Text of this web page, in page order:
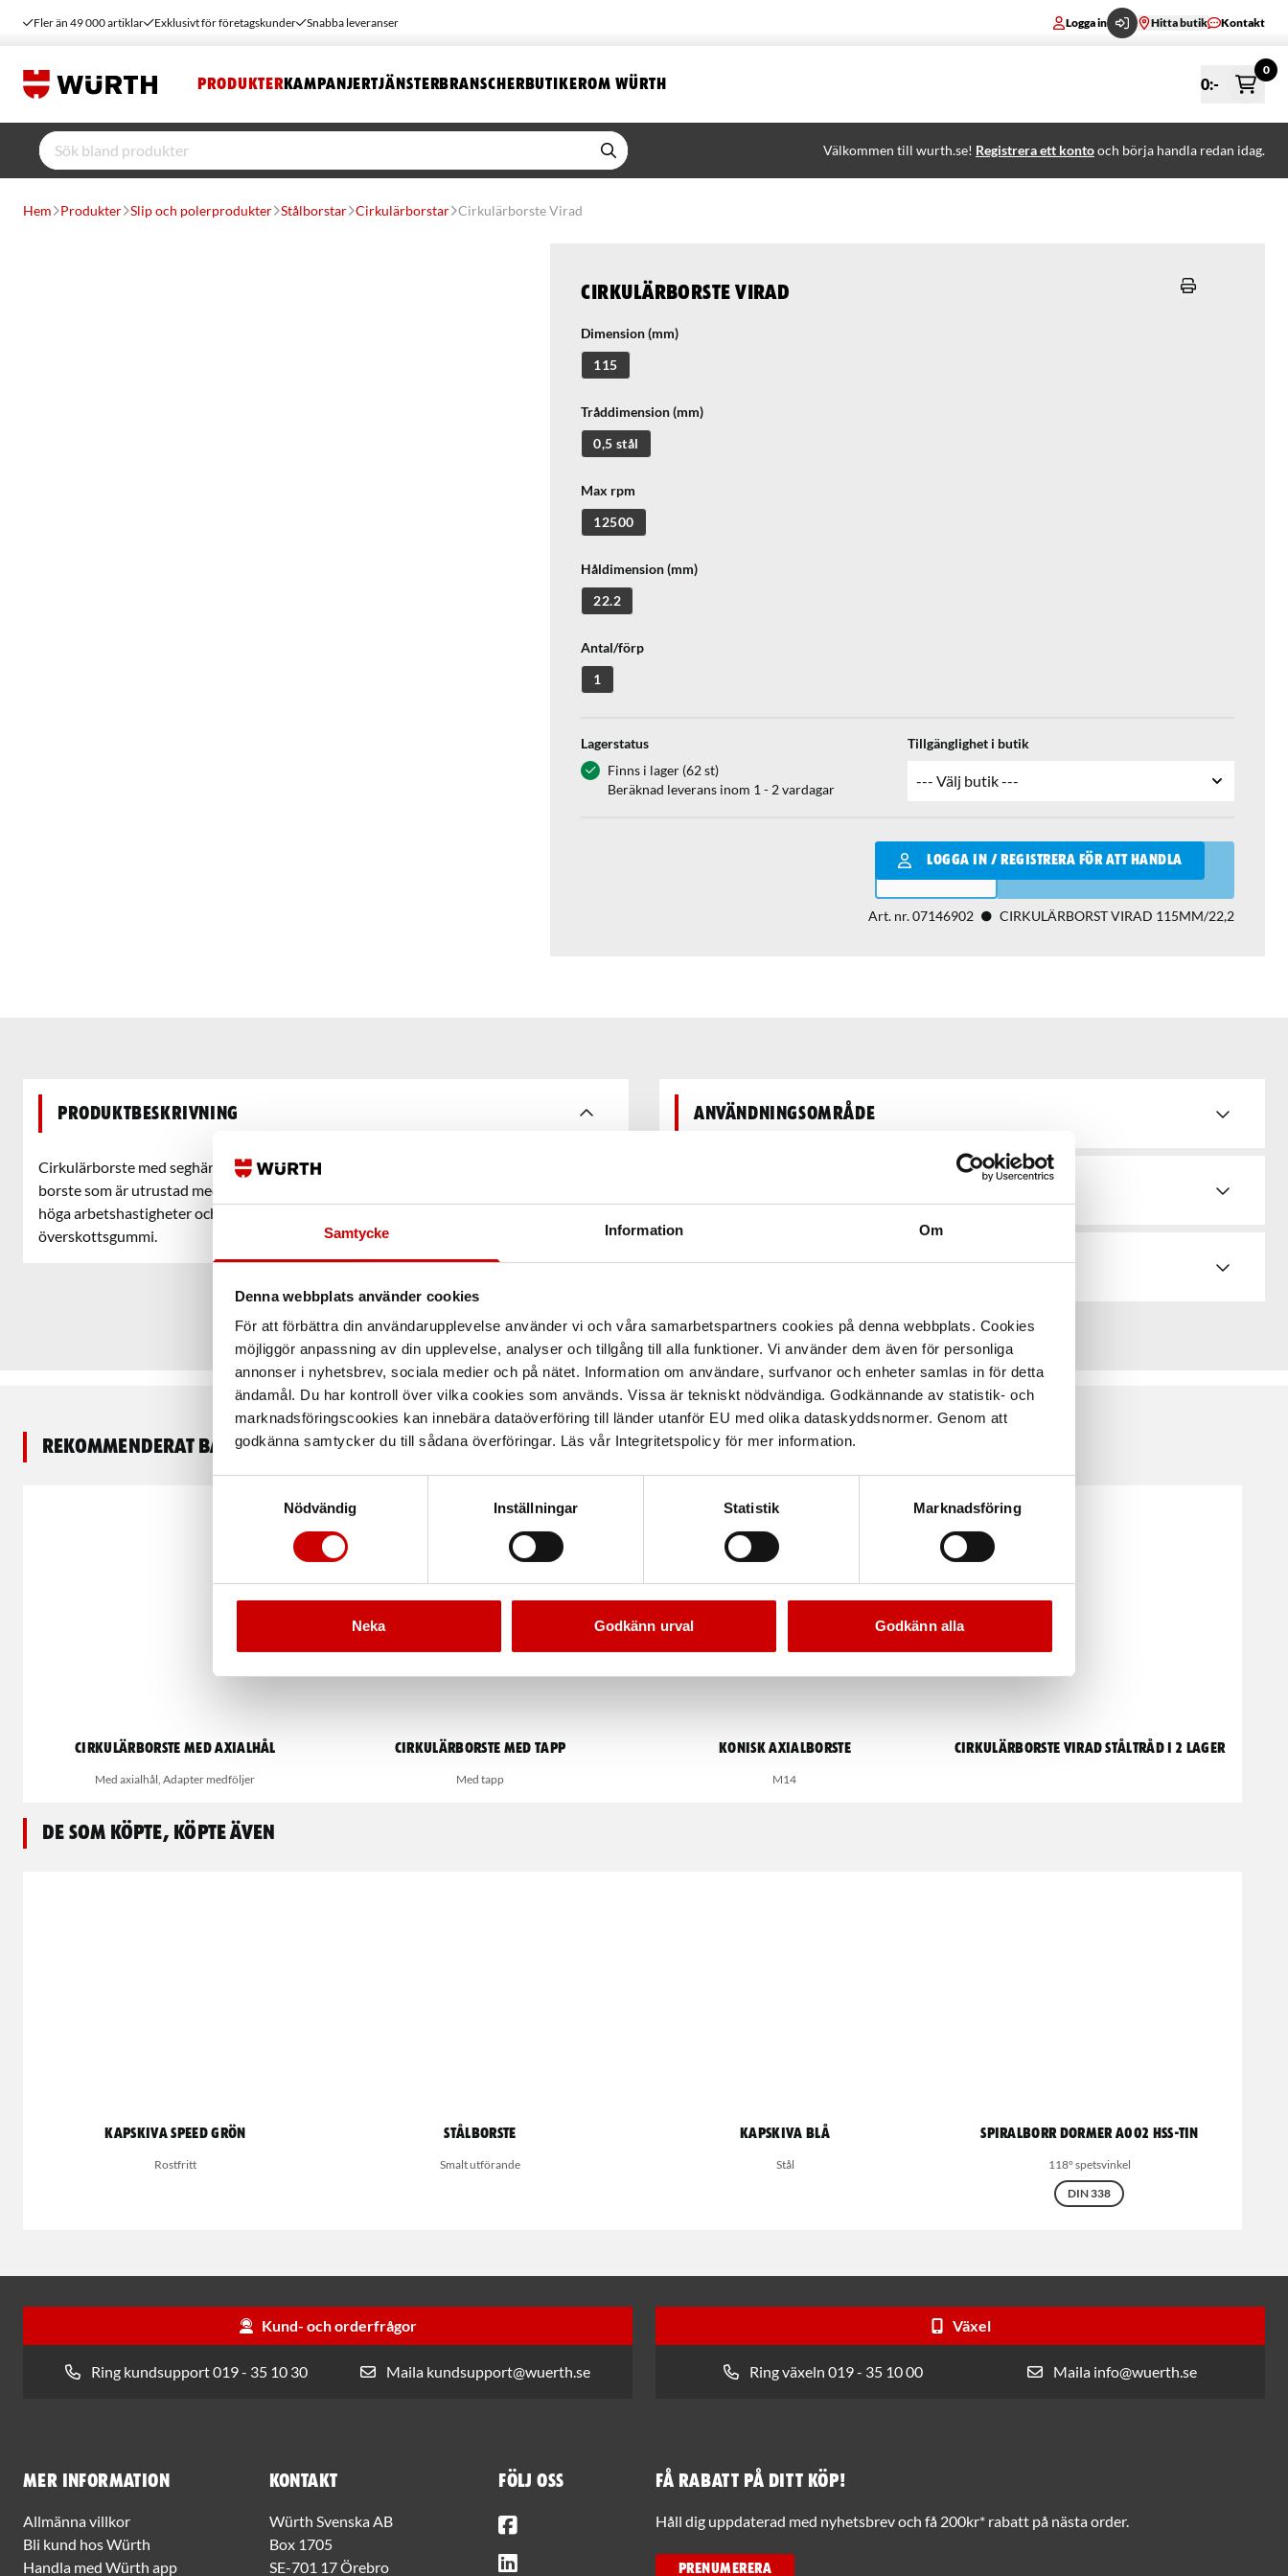
Samtycke Information Om
Denna webbplats använder cookies
För att förbättra din användarupplevelse använder vi och våra samarbetspartners cookies på denna webbplats. Cookies
möjliggör anpassning av din upplevelse, analyser och tillgång till alla funktioner. Vi använder dem även för personliga
annonser i nyhetsbrev, sociala medier och på nätet. Information om användare, surfvanor och enheter samlas in för detta
ändamål. Du har kontroll över vilka cookies som används. Vissa är tekniskt nödvändiga. Godkännande av statistik- och
marknadsföringscookies kan innebära dataöverföring till länder utanför EU med olika dataskyddsnormer. Genom att
godkänna samtycker du till sådana överföringar. Läs vår Integritetspolicy för mer information.
Nödvändig
Inställningar Statistik Marknadsföring
Neka Godkänn urval Godkänn alla
Fler än 49 000 artiklar Exklusivt för företagskunder Snabba leveranser Logga in Hitta butik Kontakt
PRODUKTER KAMPANJERTJÄNSTERBRANSCHERBUTIKEROM WÜRTH 0:-
0
Välkommen till wurth.se! Registrera ett kontooch börja handla redan idag.
Hem Produkter Slip och polerprodukter Stålborstar Cirkulärborstar Cirkulärborste Virad
Cirkulärborste Virad
Dimension (mm)
115
Tråddimension (mm)
0,5 stål
Max rpm
12500
Håldimension (mm)
22.2
Antal/förp
1
Lagerstatus
Finns i lager (62 st)
Beräknad leverans inom 1 - 2 vardagar
Tillgänglighet i butik
LOGGA IN / REGISTRERA FÖR ATT HANDLA
Qantity
LÄGG I VARUKORGEN
Art. nr.07146902 CIRKULÄRBORST VIRAD 115MM/22,2
Produktbeskrivning
Cirkulärborste med seghärdad virad ståltråd eller rostfri tråd är en högpresterande
borste som är utrustad med en punktsvetsad kåpa. Denna borste kan användas med
höga arbetshastigheter och är perfekt för borttagning av rost, limrester och
överskottsgummi.
Användningsområde
Teknisk data
Rekommenderat baserat på vald produkt
Cirkulärborste med axialhål
Med axialhål, Adapter medföljer
Cirkulärborste med tapp
Med tapp
Konisk axialborste
M14
Cirkulärborste virad ståltråd i 2 lager
De som köpte, köpte även
Kapskiva Speed Grön
Rostfritt
Stålborste
Smalt utförande
Kapskiva Blå
Stål
Spiralborr Dormer A002 HSS-TiN
118° spetsvinkel
DIN 338
Kund- och orderfrågor
Ring kundsupport 019 - 35 10 30 Maila kundsupport@wuerth.se
Växel
Ring växeln 019 - 35 10 00 Maila info@wuerth.se
Mer information
Allmänna villkor
Bli kund hos Würth
Handla med Würth app
Kontakt
Würth Svenska AB
Box 1705
SE-701 17 Örebro
Följ oss Få rabatt på ditt köp!
Håll dig uppdaterad med nyhetsbrev och få 200kr* rabatt på nästa order.
PRENUMERERA